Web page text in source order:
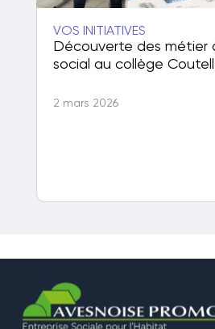
VOS INITIATIVES
Découverte des métier
social au collège
2 mars 2026